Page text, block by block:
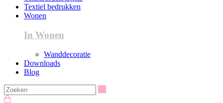
Textiel bedrukken
Wonen
In Wonen
Wanddecoratie
Downloads
Blog